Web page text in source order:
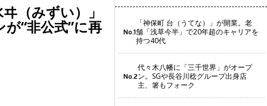
（みずい）」
“非公式”に再 No.1
「神保町 台（うてな）」が開業。老
舗「浅草今半」で20年超のキャリアを
持つ40代
No.2
代々木八幡に「三千世界」がオープ
ン。SGや長谷川稔グループ出身店
主、箸もフォーク